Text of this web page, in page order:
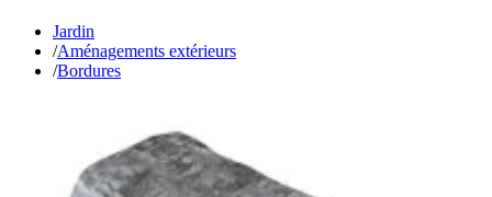
Jardin
/Aménagements extérieurs
/Bordures